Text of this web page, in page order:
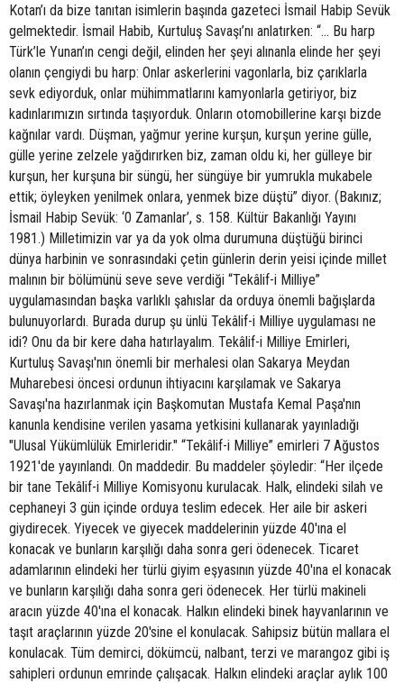
Kotan’ı da bize tanıtan isimlerin başında gazeteci İsmail Habip Sevük
gelmektedir. İsmail Habib, Kurtuluş Savaşı’nı anlatırken: “... Bu harp
Türk’le Yunan’ın cengi değil, elinden her şeyi alınanla elinde her şeyi
olanın çengiydi bu harp: Onlar askerlerini vagonlarla, biz çarıklarla
sevk ediyorduk, onlar mühimmatlarını kamyonlarla getiriyor, biz
kadınlarımızın sırtında taşıyorduk. Onların otomobillerine karşı bizde
kağnılar vardı. Düşman, yağmur yerine kurşun, kurşun yerine gülle,
gülle yerine zelzele yağdırırken biz, zaman oldu ki, her gülleye bir
kurşun, her kurşuna bir süngü, her süngüye bir yumrukla mukabele
ettik; öyleyken yenilmek onlara, yenmek bize düştü” diyor. (Bakınız;
İsmail Habip Sevük: ‘0 Zamanlar’, s. 158. Kültür Bakanlığı Yayını
1981.) Milletimizin var ya da yok olma durumuna düştüğü birinci
dünya harbinin ve sonrasındaki çetin günlerin derin yeisi içinde millet
malının bir bölümünü seve seve verdiği “Tekâlif-i Milliye”
uygulamasından başka varlıklı şahıslar da orduya önemli bağışlarda
bulunuyorlardı. Burada durup şu ünlü Tekâlif-i Milliye uygulaması ne
idi? Onu da bir kere daha hatırlayalım. Tekâlif-i Milliye Emirleri,
Kurtuluş Savaşı'nın önemli bir merhalesi olan Sakarya Meydan
Muharebesi öncesi ordunun ihtiyacını karşılamak ve Sakarya
Savaşı'na hazırlanmak için Başkomutan Mustafa Kemal Paşa'nın
kanunla kendisine verilen yasama yetkisini kullanarak yayınladığı
"Ulusal Yükümlülük Emirleridir." “Tekâlif-i Milliye” emirleri 7 Ağustos
1921'de yayınlandı. On maddedir. Bu maddeler şöyledir: “Her ilçede
bir tane Tekâlif-i Milliye Komisyonu kurulacak. Halk, elindeki silah ve
cephaneyi 3 gün içinde orduya teslim edecek. Her aile bir askeri
giydirecek. Yiyecek ve giyecek maddelerinin yüzde 40'ına el
konacak ve bunların karşılığı daha sonra geri ödenecek. Ticaret
adamlarının elindeki her türlü giyim eşyasının yüzde 40'ına el konacak
ve bunların karşılığı daha sonra geri ödenecek. Her türlü makineli
aracın yüzde 40'ına el konacak. Halkın elindeki binek hayvanlarının ve
taşıt araçlarının yüzde 20'sine el konulacak. Sahipsiz bütün mallara el
konulacak. Tüm demirci, dökümcü, nalbant, terzi ve marangoz gibi iş
sahipleri ordunun emrinde çalışacak. Halkın elindeki araçlar aylık 100